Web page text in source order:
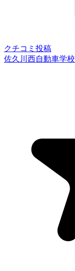
クチコミ投稿
佐久川西自動車学校